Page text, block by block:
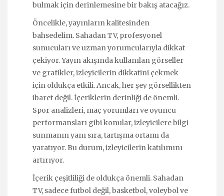
bulmak için derinlemesine bir bakış atacağız.
Öncelikle, yayınların kalitesinden
bahsedelim. Sahadan TV, profesyonel
sunucuları ve uzman yorumcularıyla dikkat
çekiyor. Yayın akışında kullanılan görseller
ve grafikler, izleyicilerin dikkatini çekmek
için oldukça etkili. Ancak, her şey görsellikten
ibaret değil. İçeriklerin derinliği de önemli.
Spor analizleri, maç yorumları ve oyuncu
performansları gibi konular, izleyicilere bilgi
sunmanın yanı sıra, tartışma ortamı da
yaratıyor. Bu durum, izleyicilerin katılımını
artırıyor.
İçerik çeşitliliği de oldukça önemli. Sahadan
TV, sadece futbol değil, basketbol, voleybol ve